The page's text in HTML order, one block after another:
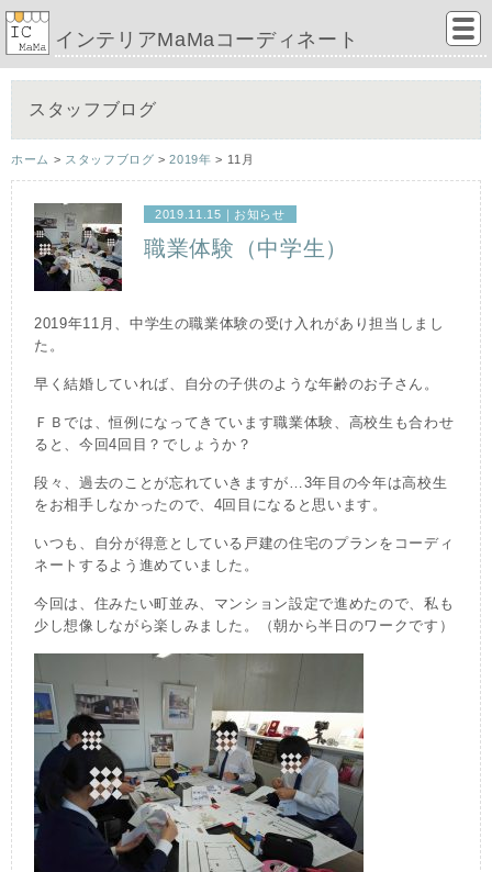
インテリアMaMaコーディネート
スタッフブログ
ホーム > スタッフブログ >2019年 > 11月
2019.11.15｜ お知らせ
職業体験（中学生）
2019年11月、中学生の職業体験の受け入れがあり担当しまし
た。
早く結婚していれば、自分の子供のような年齢のお子さん。
ＦＢでは、恒例になってきています職業体験、高校生も合わせ
ると、今回4回目？でしょうか？
段々、過去のことが忘れていきますが…3年目の今年は高校生
をお相手しなかったので、4回目になると思います。
いつも、自分が得意としている戸建の住宅のプランをコーディ
ネートするよう進めていました。
今回は、住みたい町並み、マンション設定で進めたので、私も
少し想像しながら楽しみました。（朝から半日のワークです）